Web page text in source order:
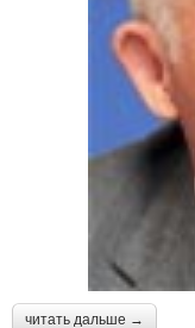
читать дальше →